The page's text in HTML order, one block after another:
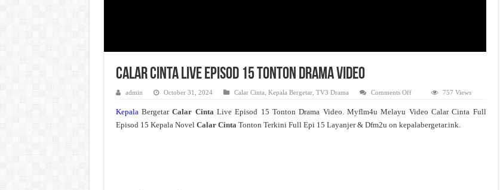
Calar Cinta Live Episod 15 Tonton Drama Video
admin October 31, 2024 Calar Cinta Kepala Bergetar, TV3 Drama Comments Offon
Live
15
757 Views
KepalaBergetarCalar Cinta Live Episod 15 Tonton Drama Video. Myflm4u Melayu Video Calar Cinta Full
Episod 15 Kepala NovelCalar Cinta Tonton Terkini Full Epi 15 Layanjer & Dfm2u on kepalabergetar.ink.